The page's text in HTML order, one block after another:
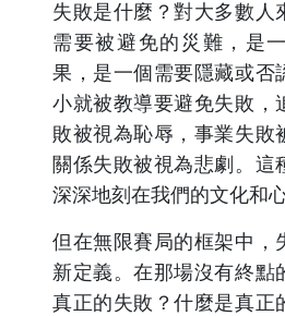
失敗是什麼？對大多數人
需要被避免的災難，是
果，是一個需要隱藏或否
小就被教導要避免失敗，
敗被視為恥辱，事業失敗
關係失敗被視為悲劇。這
深深地刻在我們的文化和心
但在無限賽局的框架中，
新定義。在那場沒有終點
真正的失敗？什麼是真正